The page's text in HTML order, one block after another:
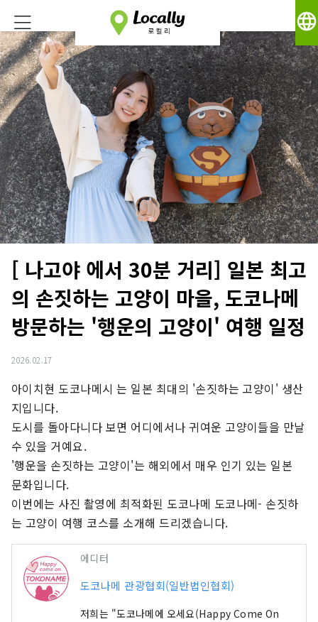
language
[ 나고야 에서 30분 거리] 일본 최고
의 손짓하는 고양이 마을, 도코나메
방문하는 '행운의 고양이' 여행 일정
2026.02.17
아이치현 도코나메시 는 일본 최대의 '손짓하는 고양이' 생산
지입니다.
도시를 돌아다니다 보면 어디에서나 귀여운 고양이들을 만날
수 있을 거예요.
'행운을 손짓하는 고양이'는 해외에서 매우 인기 있는 일본
문화입니다.
이번에는 사진 촬영에 최적화된 도코나메 도코나메- 손짓하
는 고양이 여행 코스를 소개해 드리겠습니다.
에디터
도코나메 관광협회(일반법인협회)
저희는 "도코나메에 오세요(Happy Come On